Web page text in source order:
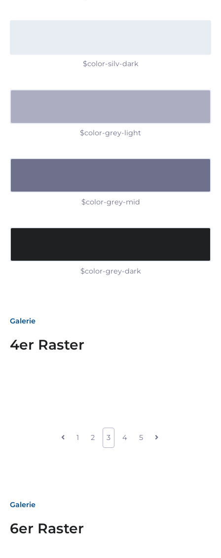
$color-silv-dark
$color-grey-light
$color-grey-mid
$color-grey-dark
Galerie
4er Raster
1 2 3 4 5
Galerie
6er Raster